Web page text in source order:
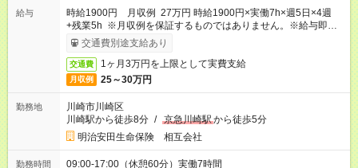
給与
時給1900円 月収例 27万円 時給1900円×実働7h×週5日×4週
+残業5h ※月収例を保証するものではありません。※給与即受取
りサービス利用可（利用条件有）
交通費別途支給あり
交通費 1ヶ月3万円を上限として実費支給
月収例 25～30万円
勤務地
川崎市川崎区
川崎駅から徒歩8分 / 京急川崎駅から徒歩5分
明治安田生命保険 相互会社
勤務時間 09:00-17:00（休憩60分）実働7時間